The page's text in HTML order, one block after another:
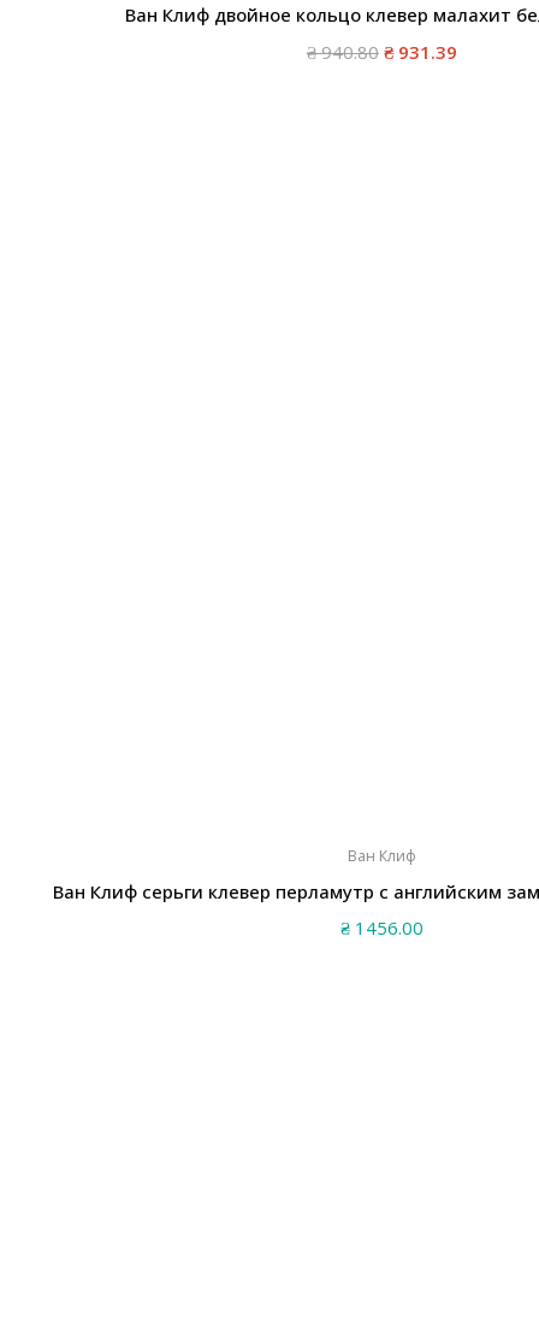
Ван Клиф двойное кольцо клевер малахит
₴940.80 ₴931.39
Ван Клиф
Ван Клиф серьги клевер перламутр с английским
₴ 1456.00